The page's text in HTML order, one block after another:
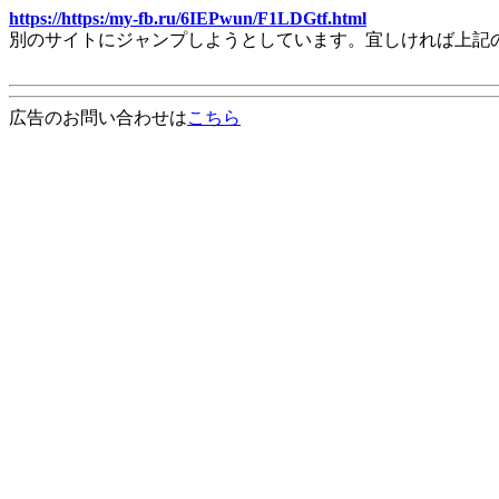
https://https:/my-fb.ru/6IEPwun/F1LDGtf.html
別のサイトにジャンプしようとしています。宜しければ上
広告のお問い合わせはこちら